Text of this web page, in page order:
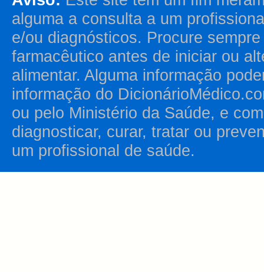
alguma a consulta a um
e/ou diagnósticos. Procure
farmacêutico antes de iniciar ou
alimentar. Alguma informação
informação do
ou pelo Ministério da Saúde, e
diagnosticar, curar, tratar ou
um profissional de saúde.